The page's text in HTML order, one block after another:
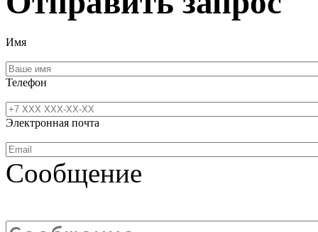
Имя
Телефон
Электронная почта
Сообщение